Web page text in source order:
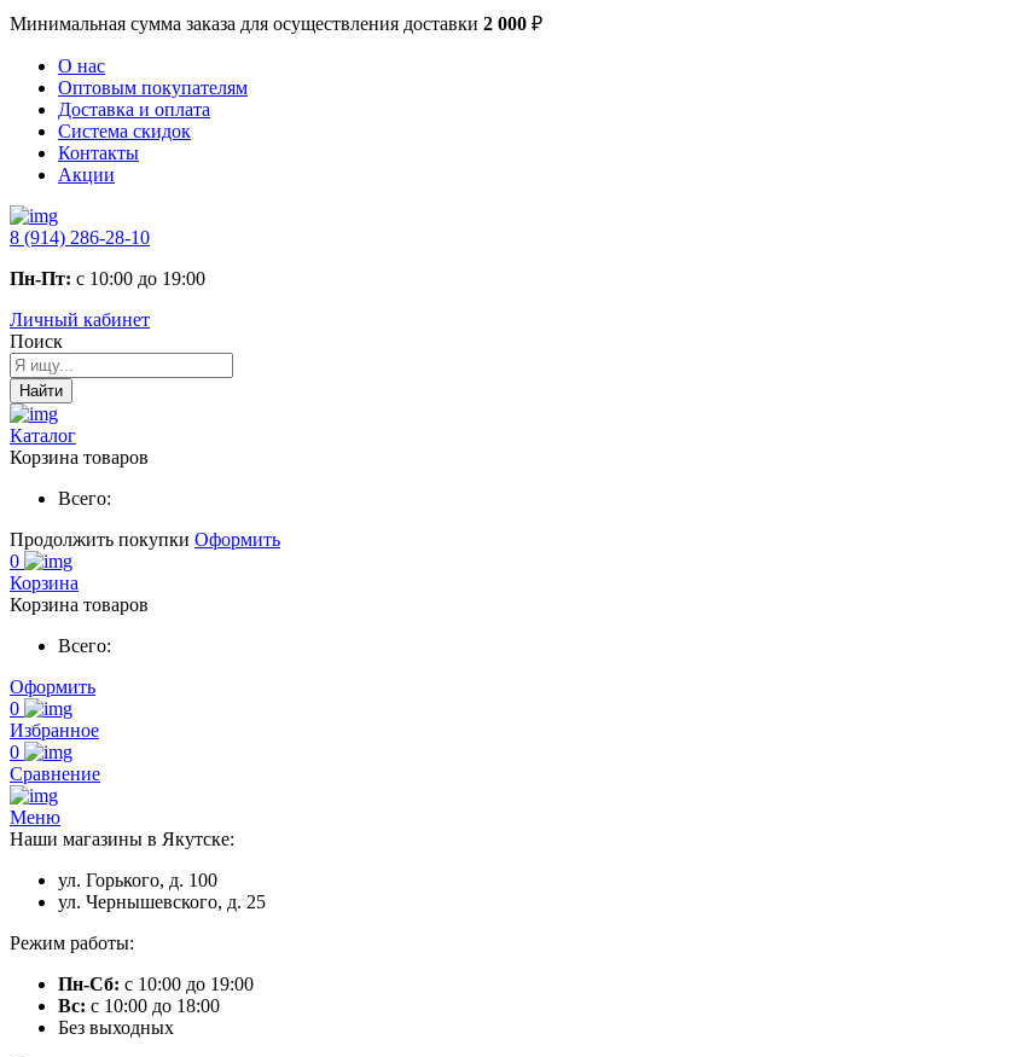
Минимальная сумма заказа для осуществления доставки 2 000 ₽
О нас
Оптовым покупателям
Доставка и оплата
Система скидок
Контакты
Акции
8 (914) 286-28-10
Пн-Пт: с 10:00 до 19:00
Личный кабинет
Поиск
Найти
Каталог
Корзина товаров
Всего:
Продолжить покупки Оформить
0
Корзина
Корзина товаров
Всего:
Оформить
0
Избранное
0
Сравнение
Меню
Наши магазины в Якутске:
ул. Горького, д. 100
ул. Чернышевского, д. 25
Режим работы:
Пн-Сб: с 10:00 до 19:00
Вс: с 10:00 до 18:00
Без выходных